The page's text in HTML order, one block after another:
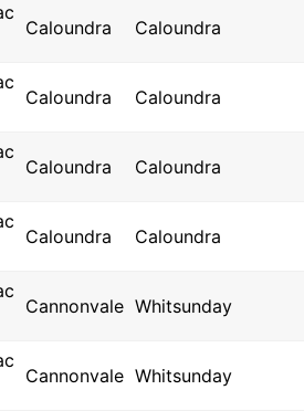
Caloundra Caloundra
Caloundra Caloundra
Caloundra Caloundra
Caloundra Caloundra
Cannonvale Whitsunday
Cannonvale Whitsunday